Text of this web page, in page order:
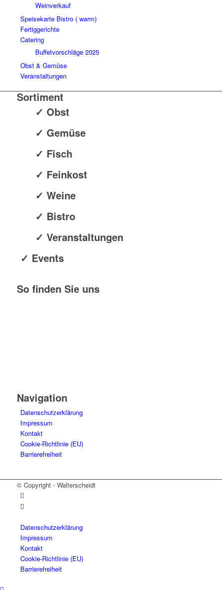
Weinverkauf
Speisekarte Bistro ( warm)
Fertiggerichte
Catering
Buffetvorschläge 2025
Obst & Gemüse
Veranstaltungen
Sortiment
✓ Obst
✓ Gemüse
✓ Fisch
✓ Feinkost
✓ Weine
✓ Bistro
✓ Veranstaltungen
✓ Events
So finden Sie uns
Navigation
Datenschutzerklärung
Impressum
Kontakt
Cookie-Richtlinie (EU)
Barrierefreiheit
© Copyright - Walterscheidt
Datenschutzerklärung
Impressum
Kontakt
Cookie-Richtlinie (EU)
Barrierefreiheit